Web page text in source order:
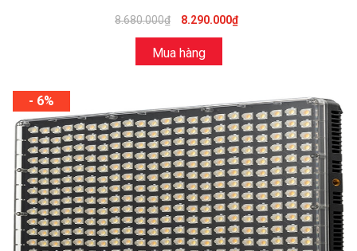
8.680.000₫ 8.290.000₫
Mua hàng
- 6%